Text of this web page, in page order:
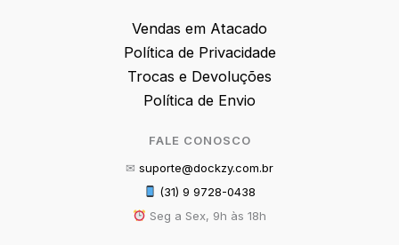
Vendas em Atacado
Política de Privacidade
Trocas e Devoluções
Política de Envio
FALE CONOSCO
✉ suporte@dockzy.com.br
(31) 9 9728-0438
Seg a Sex, 9h às 18h